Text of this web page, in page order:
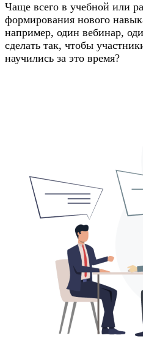
Чаще всего в учебной или
формирования нового
например, один вебинар,
сделать так, чтобы
научились за это время?